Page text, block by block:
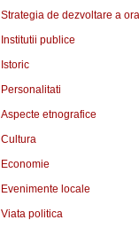
Strategia de dezvoltare a
Institutii publice
Istoric
Personalitati
Aspecte etnografice
Cultura
Economie
Evenimente locale
Viata politica